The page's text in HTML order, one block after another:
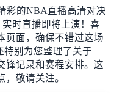
彩的NBA直播高清对决
实时直播即将上演！喜
页面，确保不错过这场
特别为您整理了关于
锋记录和赛程安排。这
敬请关注。